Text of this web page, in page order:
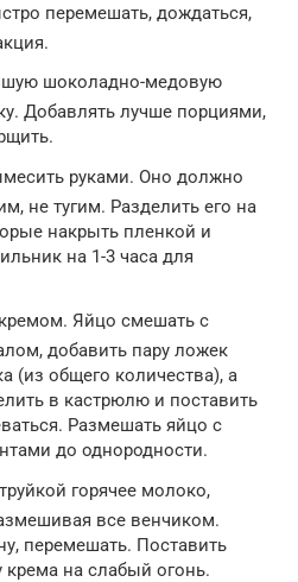
перемешать, дождаться,
шоколадно-медовую
Добавлять лучше порциями,
руками. Оно должно
не тугим. Разделить его на
накрыть пленкой и
на 1-3 часа для
Яйцо смешать с
добавить пару ложек
(из общего количества), а
в кастрюлю и поставить
Размешать яйцо с
до однородности.
горячее молоко,
все венчиком.
перемешать. Поставить
на слабый огонь.